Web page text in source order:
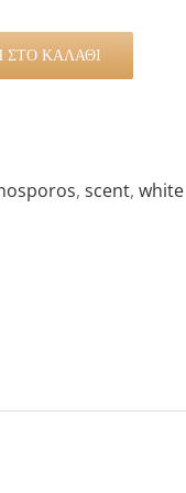
ΚΑΛΆΘΙ
, scent, white